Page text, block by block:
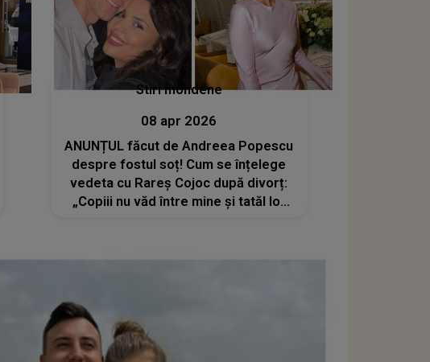
Stiri mondene
08 apr 2026
ANUNȚUL făcut de Andreea Popescu
despre fostul soț! Cum se înțelege
vedeta cu Rareș Cojoc după divorț:
„Copiii nu văd între mine și tatăl lor